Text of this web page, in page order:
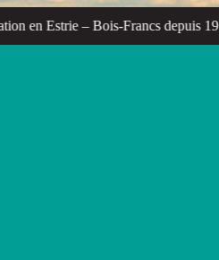
en Estrie – Bois-Francs depuis 1972